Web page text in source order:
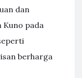
dan
Kuno pada
berharga